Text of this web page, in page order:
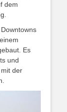
dem
Es
und
der